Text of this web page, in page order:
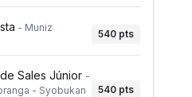
- Muniz
540 pts
Sales Júnior -
- Syobukan
540 pts